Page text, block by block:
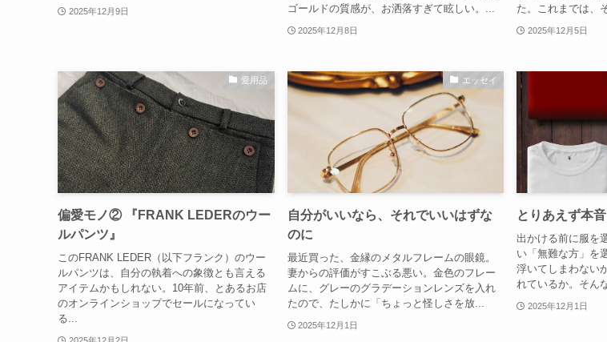
2025年12月9日
ゴールドの質感が、お洒落すぎて眩しい。...
2025年12月8日
た。これまでは、
2025年12月5日
愛用品
偏愛モノ② 『FRANK LEDERのウー
ルパンツ』
このFRANK LEDER（以下フランク）のウー
ルパンツは、自分の執着への象徴とも言える
アイテムかもしれない。10年前、とあるお店
のオンラインショップでセールになってい
る...
エッセイ
自分がいいなら、それでいいはずな
のに
最近買った、金縁のメタルフレームの眼鏡。
妻からの評価がすこぶる悪い。金色のフレー
ムに、グレーのグラデーションレンズを入れ
たので、たしかに「ちょっと怪しさを放...
2025年12月1日
とりあえず本
出かける前に服を
い「無難な方」を
浮いてしまわない
れているか。そん
2025年12月1日